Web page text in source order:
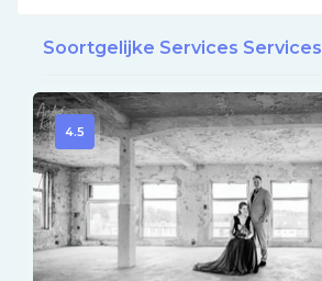
Soortgelijke Services Services
4.5